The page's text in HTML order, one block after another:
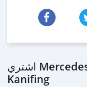
اشتري Mercedes-Benz سيارات في
Kanifing